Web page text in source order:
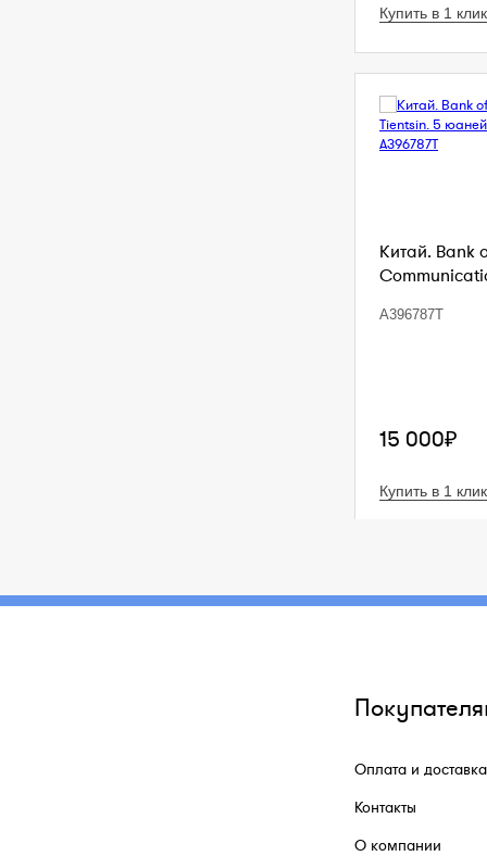
Купить в 1 клик
Китай. Bank
A396787T
15 000₽
Купить в 1 клик
Оплата и доставка
Контакты
О компании